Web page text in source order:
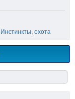
Инстинкты охота